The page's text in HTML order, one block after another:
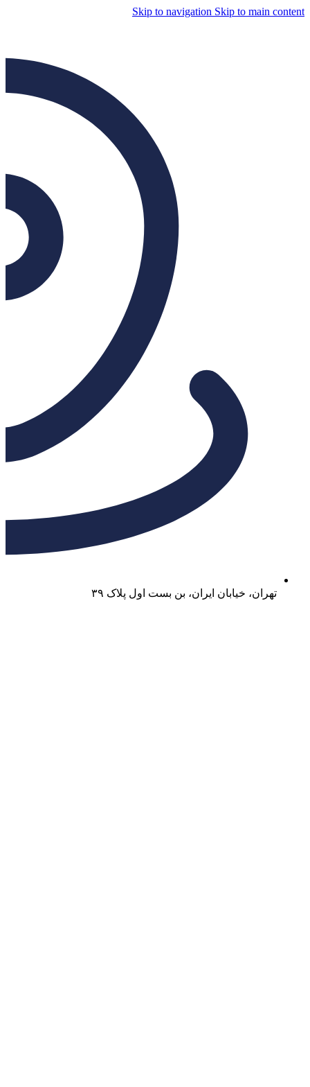
Skip to navigation Skip to main content
تهران، خیابان ایران، بن بست اول پلاک ۳۹